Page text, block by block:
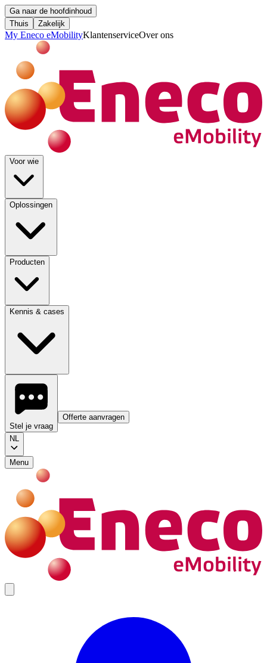
Ga naar de hoofdinhoud
Thuis
Zakelijk
My Eneco eMobilityKlantenserviceOver ons
Voor wie
Oplossingen
Producten
Kennis & cases
Stel je vraag
Offerte aanvragen
NL
Menu